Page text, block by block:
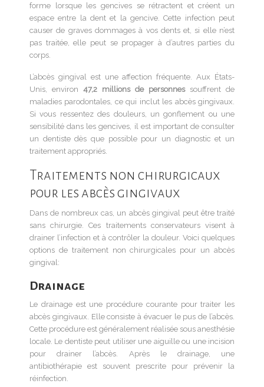
forme lorsque les gencives se rétractent et créent un
espace entre la dent et la gencive. Cette infection peut
causer de graves dommages à vos dents et, si elle n’est
pas traitée, elle peut se propager à d’autres parties du
corps.
L’abcès gingival est une affection fréquente. Aux États-
Unis, environ 47,2 millions de personnes souffrent de
maladies parodontales, ce qui inclut les abcès gingivaux.
Si vous ressentez des douleurs, un gonflement ou une
sensibilité dans les gencives, il est important de consulter
un dentiste dès que possible pour un diagnostic et un
traitement appropriés.
Traitements non chirurgicaux
pour les abcès gingivaux
Dans de nombreux cas, un abcès gingival peut être traité
sans chirurgie. Ces traitements conservateurs visent à
drainer l’infection et à contrôler la douleur. Voici quelques
options de traitement non chirurgicales pour un abcès
gingival:
Drainage
Le drainage est une procédure courante pour traiter les
abcès gingivaux. Elle consiste à évacuer le pus de l’abcès.
Cette procédure est généralement réalisée sous anesthésie
locale. Le dentiste peut utiliser une aiguille ou une incision
pour drainer l’abcès. Après le drainage, une
antibiothérapie est souvent prescrite pour prévenir la
réinfection.